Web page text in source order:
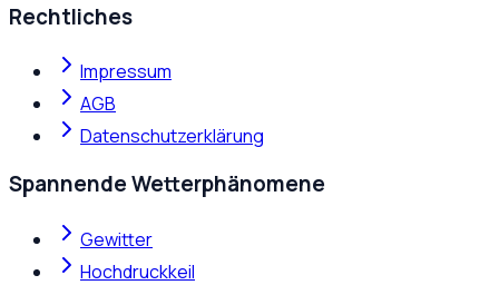
Rechtliches
Impressum
AGB
Datenschutzerklärung
Spannende Wetterphänomene
Gewitter
Hochdruckkeil